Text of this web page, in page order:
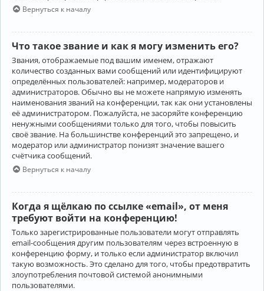
Вернуться к началу
Что такое звание и как я могу изменить его?
Звания, отображаемые под вашим именем, отражают
количество созданных вами сообщений или идентифицируют
определённых пользователей: например, модераторов и
администраторов. Обычно вы не можете напрямую изменять
наименования званий на конференции, так как они установлены
её администратором. Пожалуйста, не засоряйте конференцию
ненужными сообщениями только для того, чтобы повысить
своё звание. На большинстве конференций это запрещено, и
модератор или администратор понизят значение вашего
счётчика сообщений.
Вернуться к началу
Когда я щёлкаю по ссылке «email», от меня
требуют войти на конференцию!
Только зарегистрированные пользователи могут отправлять
email-сообщения другим пользователям через встроенную в
конференцию форму, и только если администратор включил
такую возможность. Это сделано для того, чтобы предотвратить
злоупотребления почтовой системой анонимными
пользователями.